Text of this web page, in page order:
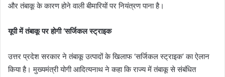
और तंबाकू के कारण होने वाली बीमारियों पर नियंत्रण पाना है।
यूपी में तंबाकू पर होगी ‘सर्जिकल स्ट्राइक
उत्तर प्रदेश सरकार ने तंबाकू उत्पादों के खिलाफ ‘सर्जिकल स्ट्राइक’ का ऐलान
किया है। मुख्यमंत्री योगी आदित्यनाथ ने कहा कि राज्य में तंबाकू से संबंधित